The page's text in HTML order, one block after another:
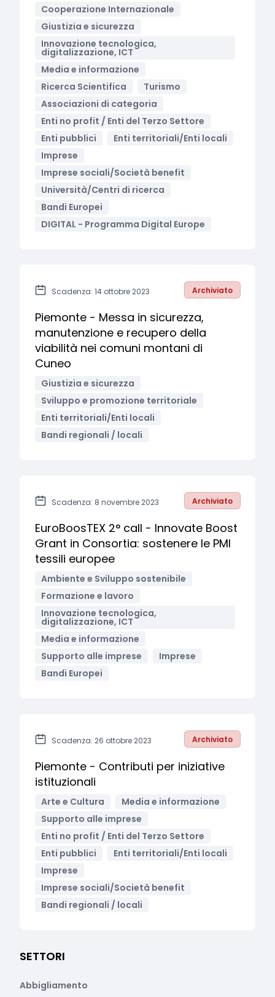
Cooperazione Internazionale
Giustizia e sicurezza
Innovazione tecnologica,
digitalizzazione, ICT
Media e informazione
Ricerca Scientifica
Turismo
Associazioni di categoria
Enti no profit / Enti del Terzo Settore
Enti pubblici
Enti territoriali/Enti locali
Imprese
Imprese sociali/Società benefit
Università/Centri di ricerca
Bandi Europei
DIGITAL - Programma Digital Europe
Scadenza: 14 ottobre 2023 Archiviato
Piemonte - Messa in sicurezza,
manutenzione e recupero della
viabilità nei comuni montani di
Cuneo
Giustizia e sicurezza
Sviluppo e promozione territoriale
Enti territoriali/Enti locali
Bandi regionali / locali
Scadenza: 8 novembre 2023 Archiviato
EuroBoosTEX 2° call - Innovate Boost
Grant in Consortia: sostenere le PMI
tessili europee
Ambiente e Sviluppo sostenibile
Formazione e lavoro
Innovazione tecnologica,
digitalizzazione, ICT
Media e informazione
Supporto alle imprese
Imprese
Bandi Europei
Scadenza: 26 ottobre 2023 Archiviato
Piemonte - Contributi per iniziative
istituzionali
Arte e Cultura
Media e informazione
Supporto alle imprese
Enti no profit / Enti del Terzo Settore
Enti pubblici
Enti territoriali/Enti locali
Imprese
Imprese sociali/Società benefit
Bandi regionali / locali
SETTORI
Abbigliamento